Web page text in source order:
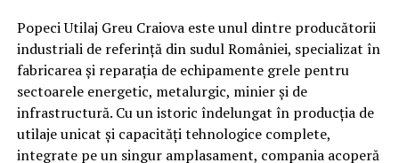
Bazat pe sistemul de operare Synology DiskStation
Manager, RS6426xs+ oferă funcționalități versatile
pentru gestionarea datelor în mediile business,
acoperind colaborarea, protecția datelor și
supravegherea video.
Popeci Utilaj Greu Craiova este unul dintre producătorii
industriali de referință din sudul României, specializat în
fabricarea și reparația de echipamente grele pentru
sectoarele energetic, metalurgic, minier și de
infrastructură. Cu un istoric îndelungat în producția de
utilaje unicat și capacități tehnologice complete,
integrate pe un singur amplasament, compania acoperă